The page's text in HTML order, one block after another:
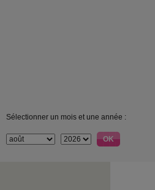
Sélectionner un mois et une année :